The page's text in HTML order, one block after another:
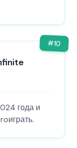
#10
года и